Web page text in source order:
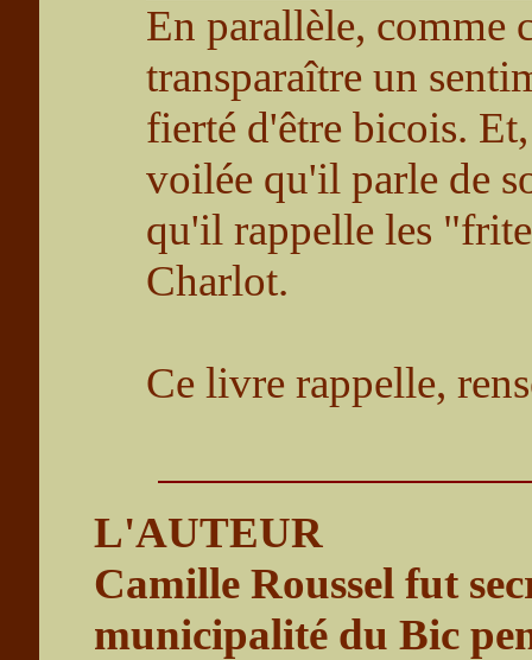
En parallèle, comme
transparaître un
fierté d'être bicois.
voilée qu'il parle de
qu'il rappelle les
Charlot.
Ce livre rappelle,
L'AUTEUR
Camille Roussel fut
municipalité du Bic